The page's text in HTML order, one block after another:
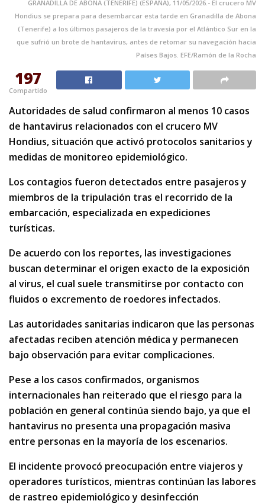
GRANADILLA DE ABONA (TENERIFE) (ESPAÑA), 11/05/2026.- El crucero MV
Hondius se prepara para desembarcar esta tarde en Granadilla de Abona
(Tenerife) a los últimos pasajeros de la travesía por el Atlántico Sur en la
que sufrió un brote de hantavirus, antes de retomar su navegación hacia
Países Bajos. EFE/Ramón de la Rocha
197
Compartido
Autoridades de salud confirmaron al menos 10 casos
de hantavirus relacionados con el crucero MV
Hondius, situación que activó protocolos sanitarios y
medidas de monitoreo epidemiológico.
Los contagios fueron detectados entre pasajeros y
miembros de la tripulación tras el recorrido de la
embarcación, especializada en expediciones
turísticas.
De acuerdo con los reportes, las investigaciones
buscan determinar el origen exacto de la exposición
al virus, el cual suele transmitirse por contacto con
fluidos o excremento de roedores infectados.
Las autoridades sanitarias indicaron que las personas
afectadas reciben atención médica y permanecen
bajo observación para evitar complicaciones.
Pese a los casos confirmados, organismos
internacionales han reiterado que el riesgo para la
población en general continúa siendo bajo, ya que el
hantavirus no presenta una propagación masiva
entre personas en la mayoría de los escenarios.
El incidente provocó preocupación entre viajeros y
operadores turísticos, mientras continúan las labores
de rastreo epidemiológico y desinfección